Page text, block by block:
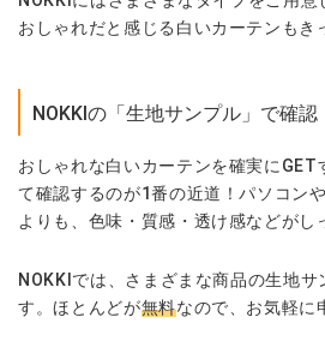
おしゃれだと感じる白いカーテンもき
NOKKIの「生地サンプル」で確認
おしゃれな白いカーテンを確実にGET
て確認するのが1番の近道！パソコン
よりも、色味・質感・透け感などがし
NOKKIでは、さまざまな商品の生地サ
す。ほとんどが無料なので、お気軽に